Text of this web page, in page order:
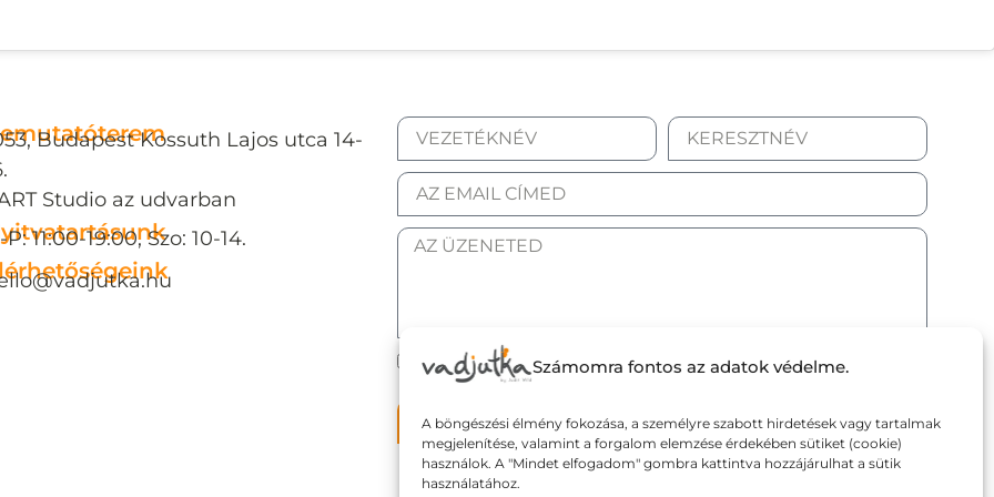
Számomra fontos az adatok védelme.
A böngészési élmény fokozása, a személyre szabott hirdetések vagy tartalmak
megjelenítése, valamint a forgalom elemzése érdekében sütiket (cookie)
használok. A "Mindet elfogadom" gombra kattintva hozzájárulhat a sütik
használatához.
Budapest Kossuth Lajos utca 14-
Studio az udvarban
P: 11:00-19:00, Szo: 10-14.
ELFOGADOM AZ ADATKEZELÉSI TÁJÉKOZTATÓT.
Elküldöm